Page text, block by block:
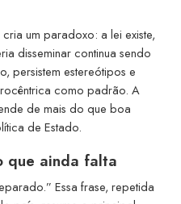
um paradoxo: a lei existe,
disseminar continua sendo
persistem estereótipos e
como padrão. A
de mais do que boa
de Estado.
que ainda falta
Essa frase, repetida